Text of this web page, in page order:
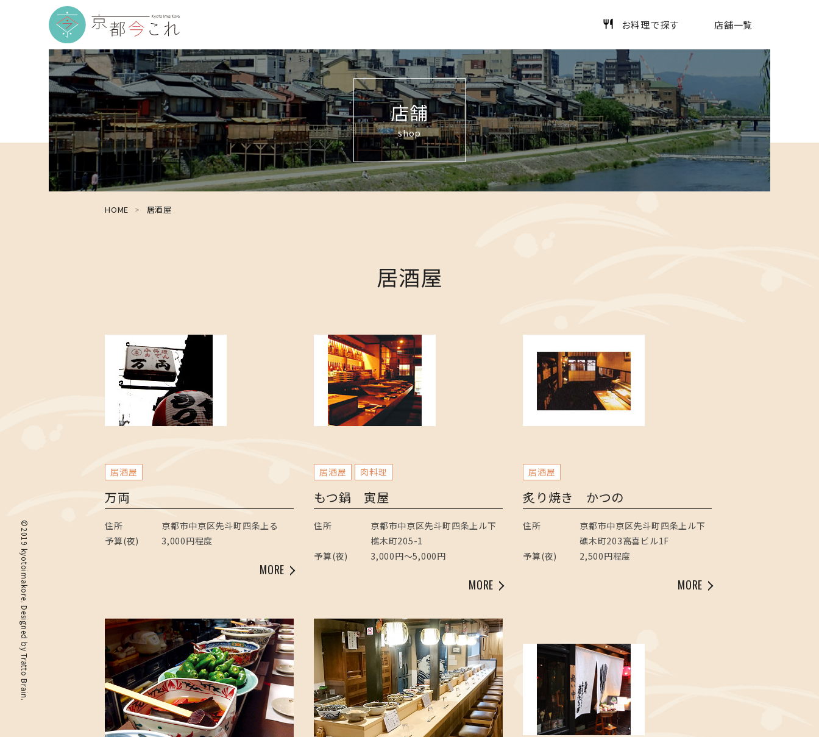
お料理で探す 店舗一覧
店舗
shop
HOME 居酒屋
居酒屋
居酒屋
万両
住所
京都市中京区先斗町四条上る
予算(夜)
3,000円程度
MORE
居酒屋 肉料理
もつ鍋 寅屋
住所
京都市中京区先斗町四条上ル下
樵木町205-1
予算(夜)
3,000円～5,000円
MORE
居酒屋
炙り焼き かつの
住所
京都市中京区先斗町四条上ル下
礁木町203高喜ビル1F
予算(夜)
2,500円程度
MORE
©2019 kyotoimakore. Designed by
Tratto Brain
.